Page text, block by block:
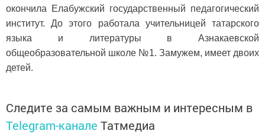
окончила Елабужский государственный педагогический
институт. До этого работала учительницей татарского
языка и литературы в Азнакаевской
общеобразовательной школе №1. Замужем, имеет двоих
детей.
Следите за самым важным и интересным в
Telegram-канале Татмедиа